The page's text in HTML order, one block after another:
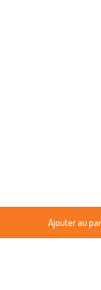
Ajouter au